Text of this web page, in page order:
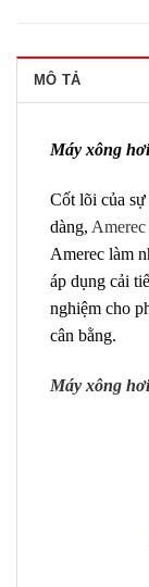
MÔ TẢ
Máy xông
Cốt lõi của
dàng, Amerec
Amerec làm
áp dụng cải
nghiệm cho
cân bằng.
Máy xông